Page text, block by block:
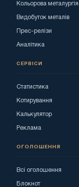
Кольорова металургія
Видобуток металів
Прес-релізи
Аналітика
СЕРВІСИ
Статистика
Котирування
Калькулятор
Реклама
ОГОЛОШЕННЯ
Всі оголошення
Блокнот